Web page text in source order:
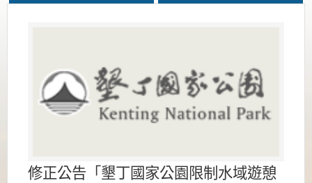
修正公告「墾丁國家公園限制水域遊憩